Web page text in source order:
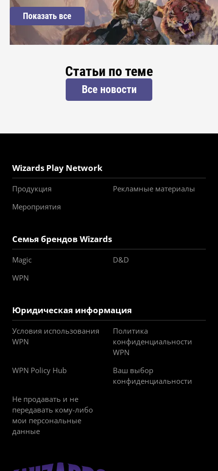
Показать все
Статьи по теме
Все новости
Wizards Play Network
Продукция
Рекламные материалы
Мероприятия
Семья брендов Wizards
Magic
D&D
WPN
Юридическая информация
Условия использования
WPN
Политика
конфиденциальности
WPN
WPN Policy Hub
Ваш выбор
конфиденциальности
Не продавать и не
передавать кому-либо
мои персональные
данные